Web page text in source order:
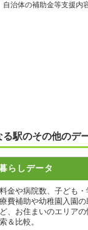
治体の補助金等支援内
る駅のその他のデ
らしデータ
金や病院数、子ども・
費補助や幼稚園入園の
、お住まいのエリアの
＆比較。